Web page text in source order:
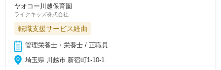
ヤオコー川越保育園
ライクキッズ株式会社
転職支援サービス経由
管理栄養士・栄養士 / 正職員
埼玉県 川越市 新宿町1-10-1